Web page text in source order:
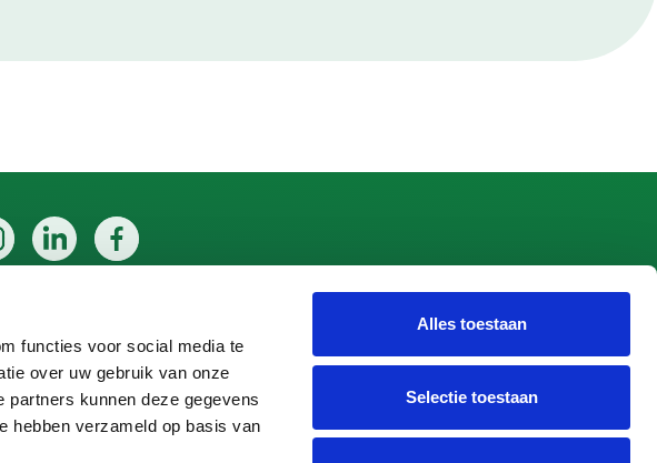
functies voor social media te
over uw gebruik van onze
kunnen deze gegevens
hebben verzameld op basis van
Alles toestaan
Selectie toestaan
Ontdek Apeldoorn
Uit in Apeldoorn